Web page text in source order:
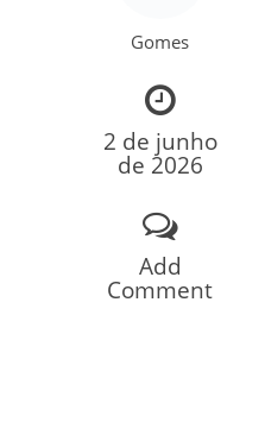
Gomes
2 de junho
de 2026
Add
Comment